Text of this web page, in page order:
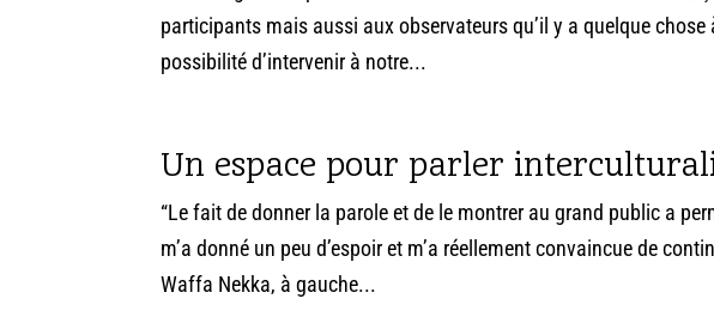
participants mais aussi aux observateurs qu’il y a quelque
possibilité d’intervenir à notre...
Un espace pour parler
“Le fait de donner la parole et de le montrer au grand public a
m’a donné un peu d’espoir et m’a réellement convaincue de
Waffa Nekka, à gauche...